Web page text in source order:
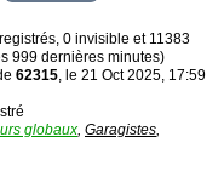
0 invisible et 11383
999 dernières minutes)
62315, le 21 Oct 2025, 17:59
globaux, Garagistes,